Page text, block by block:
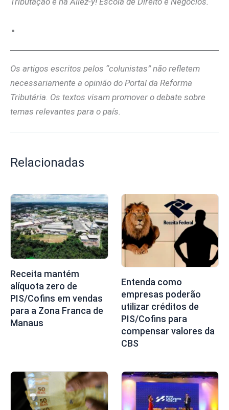
Os artigos escritos pelos “colunistas” não refletem
necessariamente a opinião do Portal da Reforma
Tributária. Os textos visam promover o debate sobre
temas relevantes para o país.
Relacionadas
Receita mantém
alíquota zero de
PIS/Cofins em vendas
para a Zona Franca de
Manaus
Entenda como
empresas poderão
utilizar créditos de
PIS/Cofins para
compensar valores da
CBS